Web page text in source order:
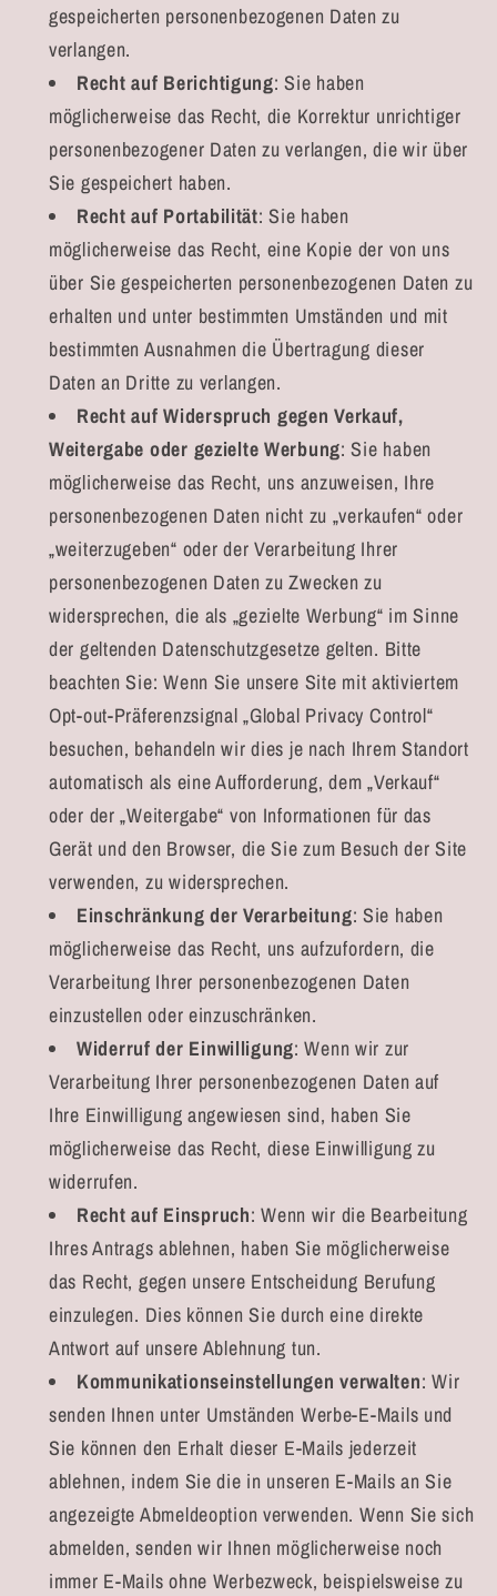
gespeicherten personenbezogenen Daten zu
verlangen.
Recht auf Berichtigung: Sie haben
möglicherweise das Recht, die Korrektur unrichtiger
personenbezogener Daten zu verlangen, die wir über
Sie gespeichert haben.
Recht auf Portabilität: Sie haben
möglicherweise das Recht, eine Kopie der von uns
über Sie gespeicherten personenbezogenen Daten zu
erhalten und unter bestimmten Umständen und mit
bestimmten Ausnahmen die Übertragung dieser
Daten an Dritte zu verlangen.
Recht auf Widerspruch gegen Verkauf,
Weitergabe oder gezielte Werbung: Sie haben
möglicherweise das Recht, uns anzuweisen, Ihre
personenbezogenen Daten nicht zu „verkaufen“ oder
„weiterzugeben“ oder der Verarbeitung Ihrer
personenbezogenen Daten zu Zwecken zu
widersprechen, die als „gezielte Werbung“ im Sinne
der geltenden Datenschutzgesetze gelten. Bitte
beachten Sie: Wenn Sie unsere Site mit aktiviertem
Opt-out-Präferenzsignal „Global Privacy Control“
besuchen, behandeln wir dies je nach Ihrem Standort
automatisch als eine Aufforderung, dem „Verkauf“
oder der „Weitergabe“ von Informationen für das
Gerät und den Browser, die Sie zum Besuch der Site
verwenden, zu widersprechen.
Einschränkung der Verarbeitung: Sie haben
möglicherweise das Recht, uns aufzufordern, die
Verarbeitung Ihrer personenbezogenen Daten
einzustellen oder einzuschränken.
Widerruf der Einwilligung: Wenn wir zur
Verarbeitung Ihrer personenbezogenen Daten auf
Ihre Einwilligung angewiesen sind, haben Sie
möglicherweise das Recht, diese Einwilligung zu
widerrufen.
Recht auf Einspruch: Wenn wir die Bearbeitung
Ihres Antrags ablehnen, haben Sie möglicherweise
das Recht, gegen unsere Entscheidung Berufung
einzulegen. Dies können Sie durch eine direkte
Antwort auf unsere Ablehnung tun.
Kommunikationseinstellungen verwalten: Wir
senden Ihnen unter Umständen Werbe-E-Mails und
Sie können den Erhalt dieser E-Mails jederzeit
ablehnen, indem Sie die in unseren E-Mails an Sie
angezeigte Abmeldeoption verwenden. Wenn Sie sich
abmelden, senden wir Ihnen möglicherweise noch
immer E-Mails ohne Werbezweck, beispielsweise zu